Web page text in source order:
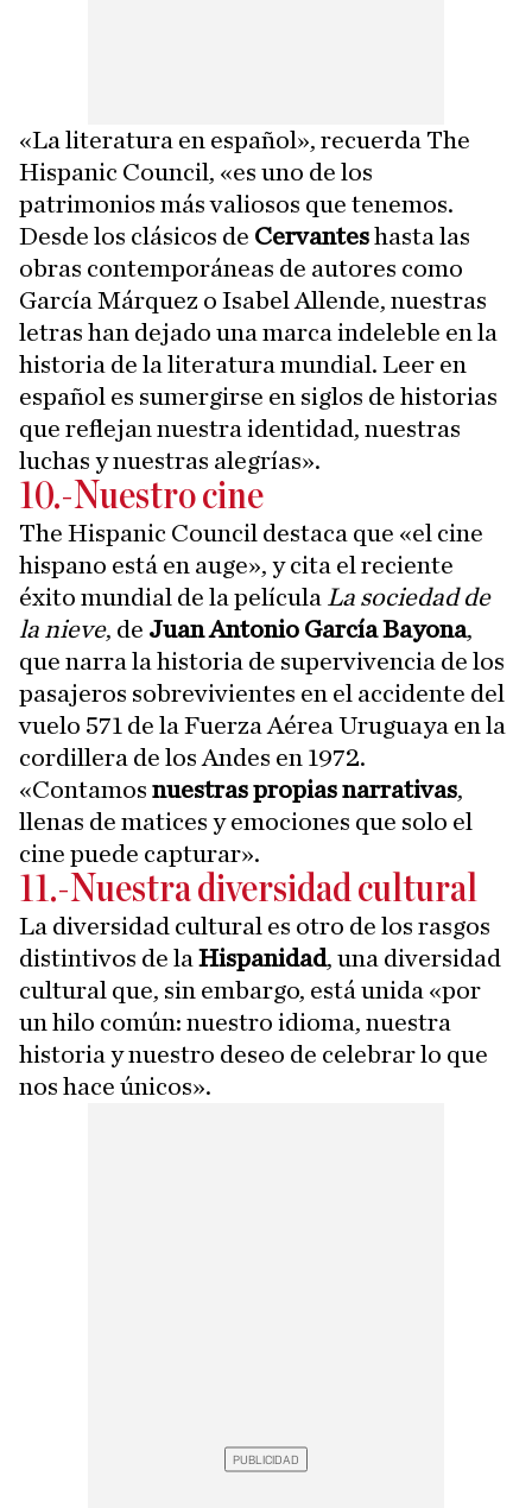
«La literatura en español», recuerda The
Hispanic Council, «es uno de los
patrimonios más valiosos que tenemos.
Desde los clásicos de Cervanteshasta las
obras contemporáneas de autores como
García Márquez o Isabel Allende, nuestras
letras han dejado una marca indeleble en la
historia de la literatura mundial. Leer en
español es sumergirse en siglos de historias
que reflejan nuestra identidad, nuestras
luchas y nuestras alegrías».
10.-Nuestro cine
The Hispanic Council destaca que «el cine
hispano está en auge», y cita el reciente
éxito mundial de la película La sociedad de
la nieve, de Juan Antonio García Bayona,
que narra la historia de supervivencia de los
pasajeros sobrevivientes en el accidente del
vuelo 571 de la Fuerza Aérea Uruguaya en la
cordillera de los Andes en 1972.
«Contamos nuestras propias narrativas,
llenas de matices y emociones que solo el
cine puede capturar».
11.-Nuestra diversidad cultural
La diversidad cultural es otro de los rasgos
distintivos de la Hispanidad, una diversidad
cultural que, sin embargo, está unida «por
un hilo común: nuestro idioma, nuestra
historia y nuestro deseo de celebrar lo que
nos hace únicos».